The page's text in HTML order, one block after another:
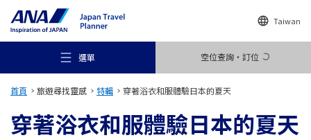
Taiwan
選單 空位查詢・訂位
首頁 旅遊尋找靈感 特輯 穿著浴衣和服體驗日本的夏天
穿著浴衣和服體驗日本的夏天